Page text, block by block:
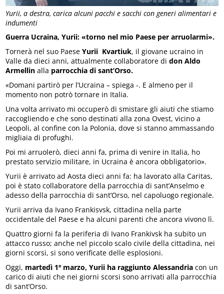
Yurii, a destra, carica alcuni pacchi e sacchi con generi alimentari e
indumenti
Guerra Ucraina, Yurii: «torno nel mio Paese per arruolarmi».
Tornerà nel suo PaeseYurii Kvartiuk, il giovane ucraino in
Valle da dieci anni, attualmente collaboratore didon Aldo
Armellin alla parrocchia di sant’Orso.
«Domani partirò per l’Ucraina – spiega -. E almeno per il
momento non potrò tornare in Italia.
Una volta arrivato mi occuperò di smistare gli aiuti che stiamo
raccogliendo e che sono destinati alla zona Ovest, vicino a
Leopoli, al confine con la Polonia, dove si stanno ammassando
migliaia di profughi.
Poi mi arruolerò, dieci anni fa, prima di venire in Italia, ho
prestato servizio militare, in Ucraina è ancora obbligatorio».
Yurii è arrivato ad Aosta dieci anni fa: ha lavorato alla Caritas,
poi è stato collaboratore della parrocchia di sant’Anselmo e
adesso della parrocchia di sant’Orso, nel capoluogo regionale.
Yurii arriva da Ivano Frankisvsk, cittadina nella parte
occidentale del Paese e ha alcuni parenti che ancora vivono lì.
Quattro giorni fa la periferia di Ivano Frankivsk ha subito un
attacco russo; anche nel piccolo scalo civile della cittadina, nei
giorni scorsi, si sono verificate delle esplosioni.
Oggi, martedì 1º marzo, Yurii ha raggiunto Alessandria con un
carico di aiuti che nei giorni scorsi sono arrivati alla parrocchia
di sant’Orso.